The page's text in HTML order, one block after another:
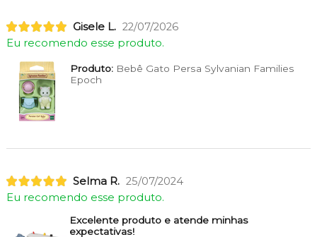
Gisele L. 22/07/2026
Eu recomendo esse produto.
Produto:Bebê Gato Persa Sylvanian Families
Epoch
Selma R. 25/07/2024
Eu recomendo esse produto.
Excelente produto e atende minhas
expectativas!